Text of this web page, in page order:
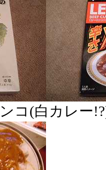
コ(白カレー